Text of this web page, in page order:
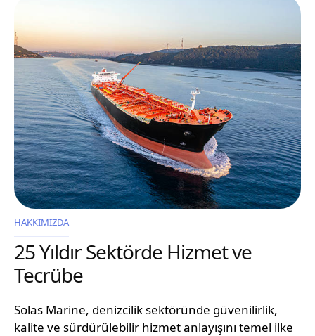
HAKKIMIZDA
25 Yıldır Sektörde Hizmet ve
Tecrübe
Solas Marine, denizcilik sektöründe güvenilirlik,
kalite ve sürdürülebilir hizmet anlayışını temel ilke